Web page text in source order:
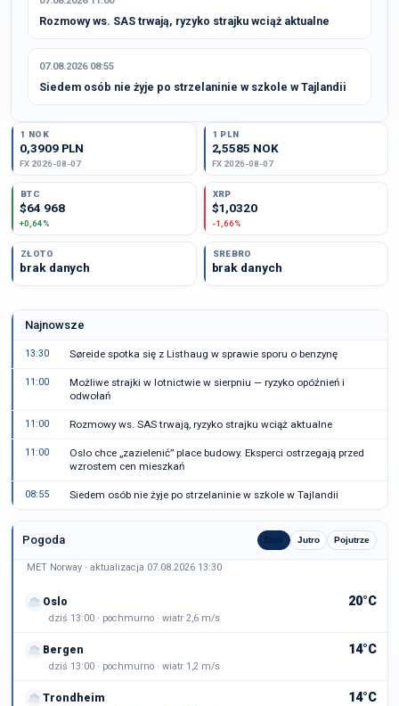
Rozmowy ws. SAS trwają, ryzyko strajku wciąż aktualne
07.08.2026 08:55
Siedem osób nie żyje po strzelaninie w szkole w Tajlandii
1 NOK
0,3909 PLN
FX 2026-08-07
1 PLN
2,5585 NOK
FX 2026-08-07
BTC
$64 968
+0,64%
XRP
$1,0320
-1,66%
ZŁOTO
brak danych
SREBRO
brak danych
Najnowsze
13:30 Søreide spotka się z Listhaug w sprawie sporu o benzynę
11:00
Możliwe strajki w lotnictwie w sierpniu — ryzyko opóźnień i
odwołań
11:00 Rozmowy ws. SAS trwają, ryzyko strajku wciąż aktualne
11:00
Oslo chce „zazielenić” place budowy. Eksperci ostrzegają przed
wzrostem cen mieszkań
08:55 Siedem osób nie żyje po strzelaninie w szkole w Tajlandii
Pogoda Dziś Jutro Pojutrze
MET Norway · aktualizacja 07.08.2026 13:30
Oslo 20°C
dziś 13:00 · pochmurno · wiatr 2,6 m/s
Bergen 14°C
dziś 13:00 · pochmurno · wiatr 1,2 m/s
Trondheim 14°C